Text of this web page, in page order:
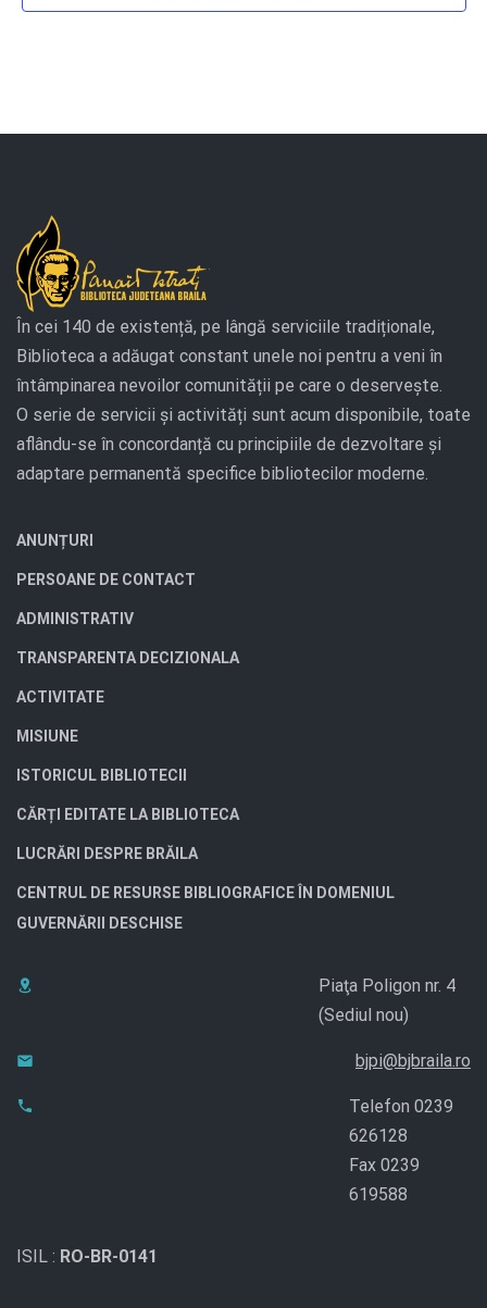
În cei 140 de existență, pe lângă serviciile tradiționale,
Biblioteca a adăugat constant unele noi pentru a veni în
întâmpinarea nevoilor comunității pe care o deservește.
O serie de servicii și activități sunt acum disponibile, toate
aflându-se în concordanță cu principiile de dezvoltare și
adaptare permanentă specifice bibliotecilor moderne.
ANUNȚURI
PERSOANE DE CONTACT
ADMINISTRATIV
TRANSPARENTA DECIZIONALA
ACTIVITATE
MISIUNE
ISTORICUL BIBLIOTECII
CĂRȚI EDITATE LA BIBLIOTECA
LUCRĂRI DESPRE BRĂILA
CENTRUL DE RESURSE BIBLIOGRAFICE ÎN DOMENIUL
GUVERNĂRII DESCHISE
Piaţa Poligon nr. 4
(Sediul nou)
bjpi@bjbraila.ro
Telefon 0239
626128
Fax 0239
619588
ISIL : RO-BR-0141